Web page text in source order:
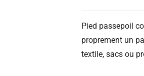
Pied passepoil
proprement un
textile, sacs ou